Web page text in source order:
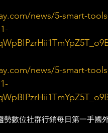
news/5-smart-
news/5-smart-
勢數位社群行銷每日第一手國